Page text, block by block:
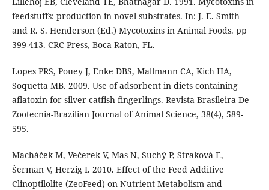
feedstuffs: production in novel substrates. In: J. E. Smith
and R. S. Henderson (Ed.) Mycotoxins in Animal Foods. pp
399-413. CRC Press, Boca Raton, FL.
Lopes PRS, Pouey J, Enke DBS, Mallmann CA, Kich HA,
Soquetta MB. 2009. Use of adsorbent in diets containing
aflatoxin for silver catfish fingerlings. Revista Brasileira De
Zootecnia-Brazilian Journal of Animal Science, 38(4), 589-
595.
Macháček M, Večerek V, Mas N, Suchý P, Straková E,
Šerman V, Herzig I. 2010. Effect of the Feed Additive
Clinoptilolite (ZeoFeed) on Nutrient Metabolism and